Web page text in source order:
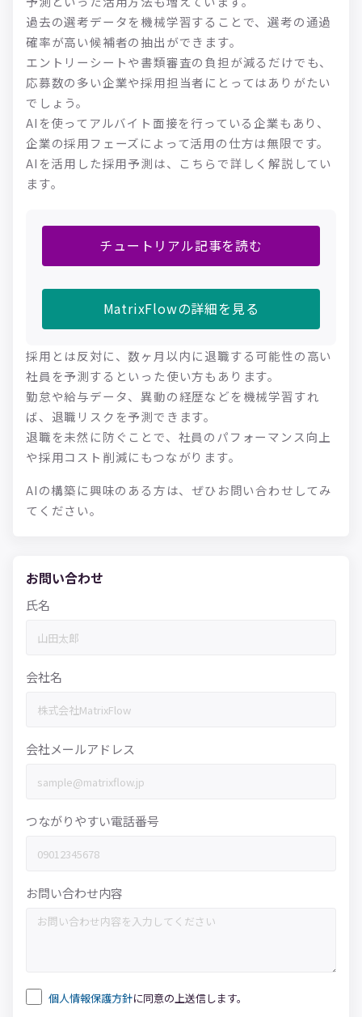
過去の選考データを機械学習することで、選考の通過
確率が高い候補者の抽出ができます。
エントリーシートや書類審査の負担が減るだけでも、
応募数の多い企業や採用担当者にとってはありがたい
でしょう。
AIを使ってアルバイト面接を行っている企業もあり、
企業の採用フェーズによって活用の仕方は無限です。
AIを活用した採用予測は、こちらで詳しく解説してい
ます。
チュートリアル記事を読む
MatrixFlowの詳細を見る
採用とは反対に、数ヶ月以内に退職する可能性の高い
社員を予測するといった使い方もあります。
勤怠や給与データ、異動の経歴などを機械学習すれ
ば、退職リスクを予測できます。
退職を未然に防ぐことで、社員のパフォーマンス向上
や採用コスト削減にもつながります。
AIの構築に興味のある方は、ぜひお問い合わせしてみ
てください。
お問い合わせ
氏名
会社名
会社メールアドレス
つながりやすい電話番号
お問い合わせ内容
個人情報保護方針に同意の上送信します。